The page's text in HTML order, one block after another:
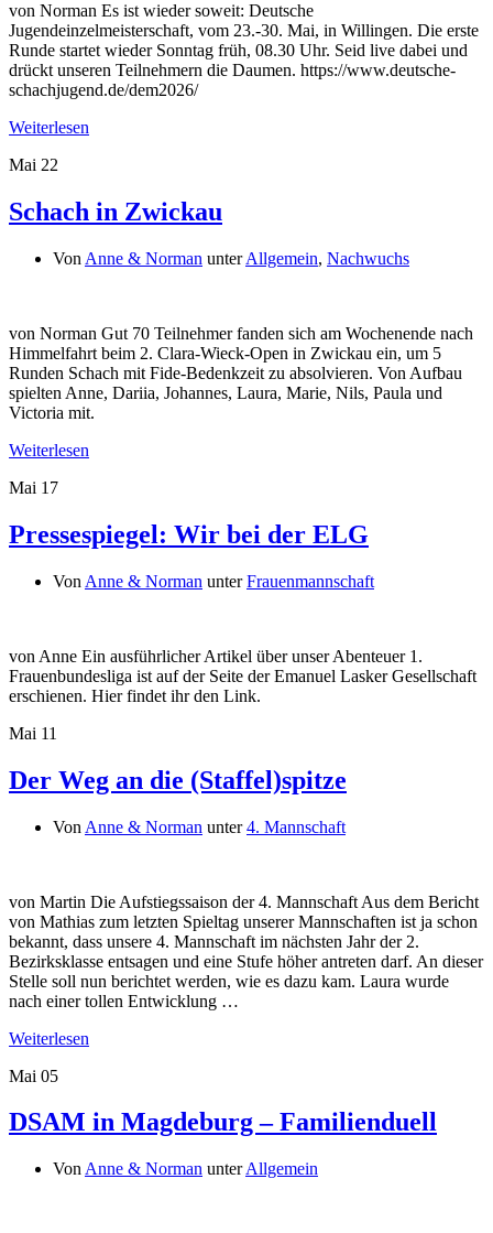
von Norman Es ist wieder soweit: Deutsche
Jugendeinzelmeisterschaft, vom 23.-30. Mai, in Willingen. Die erste
Runde startet wieder Sonntag früh, 08.30 Uhr. Seid live dabei und
drückt unseren Teilnehmern die Daumen. https://www.deutsche-
schachjugend.de/dem2026/
Weiterlesen
Mai 22
Schach in Zwickau
Von Anne & Norman unterAllgemein, Nachwuchs
von Norman Gut 70 Teilnehmer fanden sich am Wochenende nach
Himmelfahrt beim 2. Clara-Wieck-Open in Zwickau ein, um 5
Runden Schach mit Fide-Bedenkzeit zu absolvieren. Von Aufbau
spielten Anne, Dariia, Johannes, Laura, Marie, Nils, Paula und
Victoria mit.
Weiterlesen
Mai 17
Pressespiegel: Wir bei der ELG
Von Anne & Norman unterFrauenmannschaft
von Anne Ein ausführlicher Artikel über unser Abenteuer 1.
Frauenbundesliga ist auf der Seite der Emanuel Lasker Gesellschaft
erschienen. Hier findet ihr den Link.
Mai 11
Der Weg an die (Staffel)spitze
Von Anne & Norman unter4. Mannschaft
von Martin Die Aufstiegssaison der 4. Mannschaft Aus dem Bericht
von Mathias zum letzten Spieltag unserer Mannschaften ist ja schon
bekannt, dass unsere 4. Mannschaft im nächsten Jahr der 2.
Bezirksklasse entsagen und eine Stufe höher antreten darf. An dieser
Stelle soll nun berichtet werden, wie es dazu kam. Laura wurde
nach einer tollen Entwicklung …
Weiterlesen
Mai 05
DSAM in Magdeburg – Familienduell
Von Anne & Norman unterAllgemein